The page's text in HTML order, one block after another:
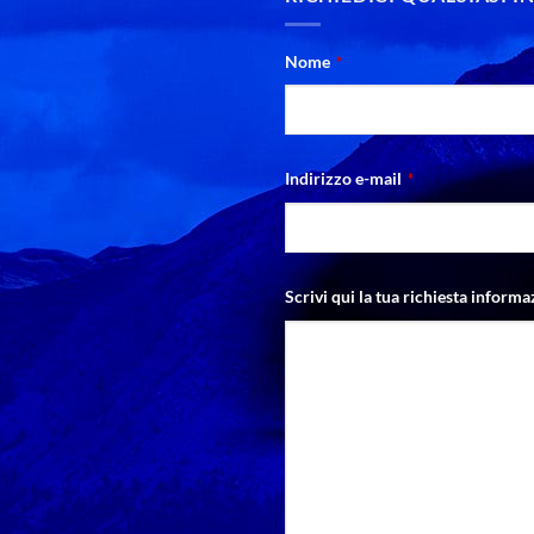
Nome *
Indirizzo e-mail *
Scrivi qui la tua richiesta